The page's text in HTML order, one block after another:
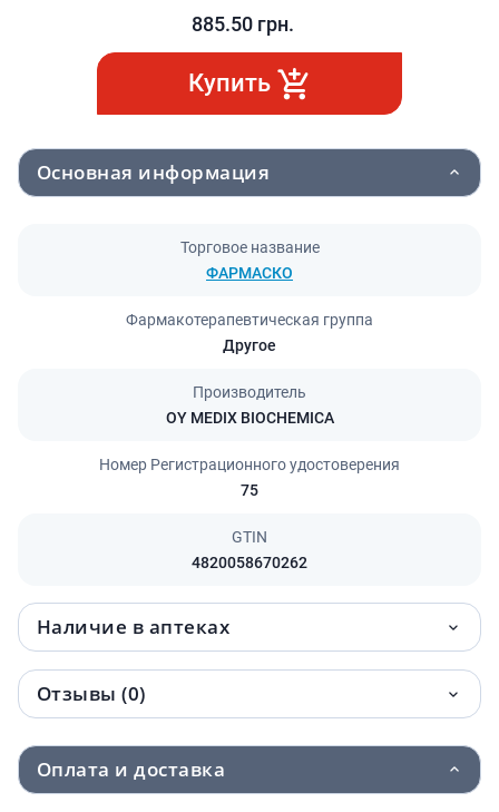
885.50 грн.
Купить
Основная информация
Торговое название
ФАРМАСКО
Фармакотерапевтическая группа
Другое
Производитель
OY MEDIX BIOCHEMICA
Номер Регистрационного удостоверения
75
GTIN
4820058670262
Наличие в аптеках
Отзывы (0)
Оплата и доставка